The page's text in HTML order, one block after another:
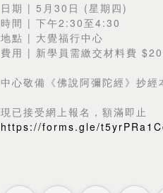
日期 | 5月30日 (星期四)
時間 | 下午2:30至4:30
地點 | 大覺福行中心
費用 | 新學員需繳交材料費
中心敬備《佛說阿彌陀經》抄經
現已接受網上報名，額滿即止
https://forms.gle/